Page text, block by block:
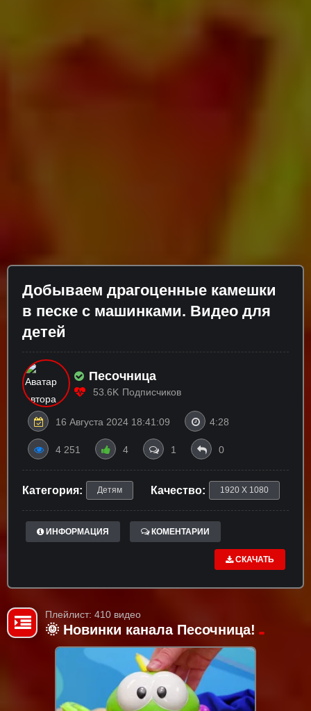
Добываем драгоценные камешки
в песке с машинками. Видео для
детей
Песочница
53.6K Подписчиков
16 Августа 2024 18:41:09 4:28
4 251 4 1 0
Категория: Детям Качество: 1920 X 1080
ИНФОРМАЦИЯ КОМЕНТАРИИ
СКАЧАТЬ
Плейлист: 410 видео
🌞 Новинки канала Песочница!